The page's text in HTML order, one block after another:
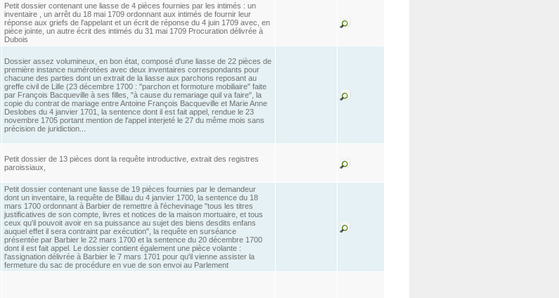
Petit dossier contenant une liasse de 4 pièces fournies par les intimés : un
inventaire , un arrêt du 18 mai 1709 ordonnant aux intimés de fournir leur
réponse aux griefs de l'appelant et un écrit de réponse du 4 juin 1709 avec, en
pièce jointe, un autre écrit des intimés du 31 mai 1709 Procuration délivrée à
Dubois
Dossier assez volumineux, en bon état, composé d'une liasse de 22 pièces de
première instance numérotées avec deux inventaires correspondants pour
chacune des parties dont un extrait de la liasse aux parchons reposant au
greffe civil de Lille (23 décembre 1700 : "parchon et formoture mobiliaire" faite
par François Bacqueville à ses filles, "à cause du remariage quil va faire", la
copie du contrat de mariage entre Antoine François Bacqueville et Marie Anne
Deslobes du 4 janvier 1701, la sentence dont il est fait appel, rendue le 23
novembre 1705 portant mention de l'appel interjeté le 27 du même mois sans
précision de juridiction...
Petit dossier de 13 pièces dont la requête introductive, extrait des registres
paroissiaux,
Petit dossier contenant une liasse de 19 pièces fournies par le demandeur
dont un inventaire, la requête de Billau du 4 janvier 1700, la sentence du 18
mars 1700 ordonnant à Barbier de remettre à l'échevinage "tous les titres
justificatives de son compte, livres et notices de la maison mortuaire, et tous
ceux qu'il pouvoit avoir en sa puissance au sujet des biens desdits enfans
auquel effet il sera contraint par exécution", la requête en surséance
présentée par Barbier le 22 mars 1700 et la sentence du 20 décembre 1700
dont il est fait appel. Le dossier contient également une pièce volante :
l'assignation délivrée à Barbier le 7 mars 1701 pour qu'il vienne assister la
fermeture du sac de procédure en vue de son envoi au Parlement